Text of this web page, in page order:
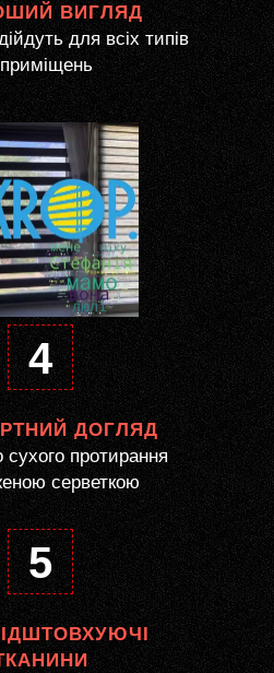
ВИГЛЯД
для всіх типів
приміщень
4
ДОГЛЯД
сухого протирання
серветкою
5